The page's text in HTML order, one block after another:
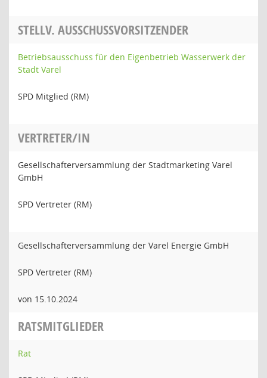
STELLV. AUSSCHUSSVORSITZENDER
Betriebsausschuss für den Eigenbetrieb Wasserwerk der
Stadt Varel
SPD Mitglied (RM)
VERTRETER/IN
Gesellschafterversammlung der Stadtmarketing Varel
GmbH
SPD Vertreter (RM)
Gesellschafterversammlung der Varel Energie GmbH
SPD Vertreter (RM)
von 15.10.2024
RATSMITGLIEDER
Rat